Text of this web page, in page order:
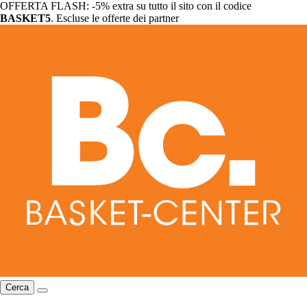
OFFERTA FLASH: -5% extra su tutto il sito con il codice
BASKET5. Escluse le offerte dei partner
Cerca